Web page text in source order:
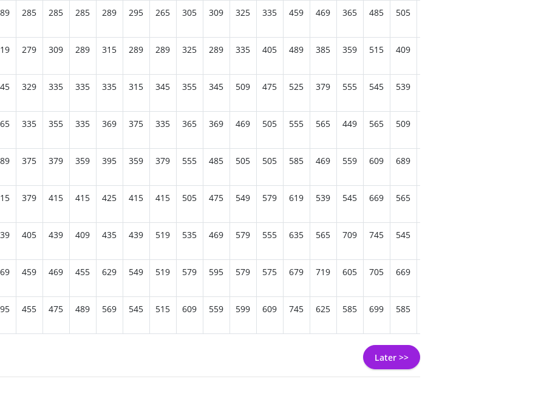
285 285 285 289 295 265 305 309 325 335 459 469 365 485 505
279 309 289 315 289 289 325 289 335 405 489 385 359 515 409
329 335 335 335 315 345 355 345 509 475 525 379 555 545 539
335 355 335 369 375 335 365 369 469 505 555 565 449 565 509
375 379 359 395 359 379 555 485 505 505 585 469 559 609 689
379 415 415 425 415 415 505 475 549 579 619 539 545 669 565
405 439 409 435 439 519 535 469 579 555 635 565 709 745 545
459 469 455 629 549 519 579 595 579 575 679 719 605 705 669
455 475 489 569 545 515 609 559 599 609 745 625 585 699 585
Later >>